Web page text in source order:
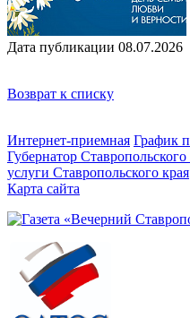
Дата публикации 08.07.2026
Возврат к списку
Интернет-приемная График
Губернатор Ставропольского
услуги Ставропольского края
Карта сайта